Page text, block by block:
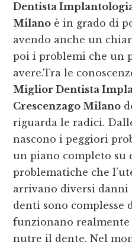
Dentista
Milano è in grado di
avendo anche un
poi i problemi che un
avere.Tra le
Miglior Dentista
Crescenzago Milano
riguarda le radici.
nascono i peggiori
un piano completo su
problematiche che
arrivano diversi
denti sono complesse
funzionano realmente
nutre il dente. Nel